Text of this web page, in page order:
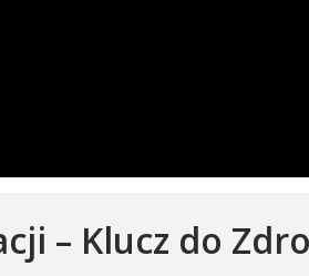
– Klucz do